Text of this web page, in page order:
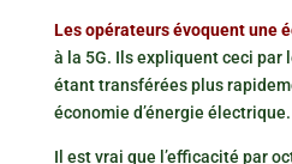
Les opérateurs évoquent une
à la 5G. Ils expliquent ceci par
étant transférées plus
économie d’énergie électrique.
Il est vrai que l’efficacité par